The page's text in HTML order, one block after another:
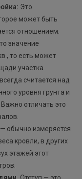
Это
может быть
отношением:
значение
то есть может
участка.
считается над
уровня грунта и
отличать это
— обычно измеряется
кровли, в других
этажей этот